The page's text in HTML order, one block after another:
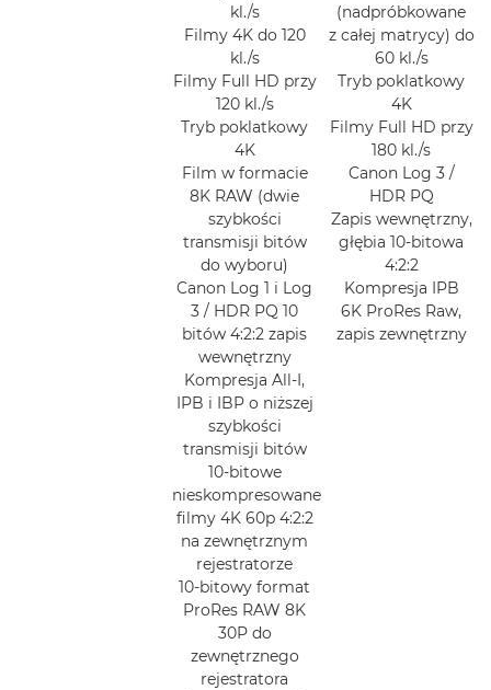
kl./s
Filmy 4K do 120
kl./s
Filmy Full HD przy
120 kl./s
Tryb poklatkowy
4K
Film w formacie
8K RAW (dwie
szybkości
transmisji bitów
do wyboru)
Canon Log 1 i Log
3 / HDR PQ 10
bitów 4:2:2 zapis
wewnętrzny
Kompresja All-I,
IPB i IBP o niższej
szybkości
transmisji bitów
10-bitowe
nieskompresowane
filmy 4K 60p 4:2:2
na zewnętrznym
rejestratorze
10-bitowy format
ProRes RAW 8K
30P do
zewnętrznego
rejestratora
(nadpróbkowane
z całej matrycy) do
60 kl./s
Tryb poklatkowy
4K
Filmy Full HD przy
180 kl./s
Canon Log 3 /
HDR PQ
Zapis wewnętrzny,
głębia 10-bitowa
4:2:2
Kompresja IPB
6K ProRes Raw,
zapis zewnętrzny